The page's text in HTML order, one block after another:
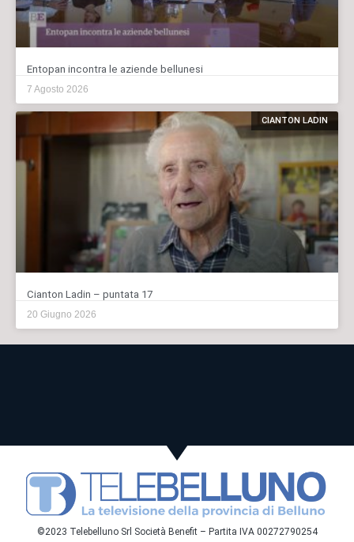
Entopan incontra le aziende bellunesi
7 Agosto 2026
CIANTON LADIN
Cianton Ladin – puntata 17
20 Giugno 2026
©2023 Telebelluno Srl Società Benefit – Partita IVA 00272790254